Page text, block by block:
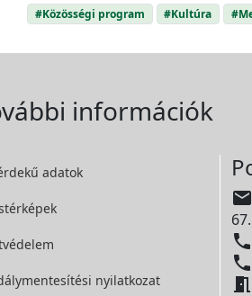
#Közösségi program #Kultúra
információk
adatok
nyilatkozat

67.


